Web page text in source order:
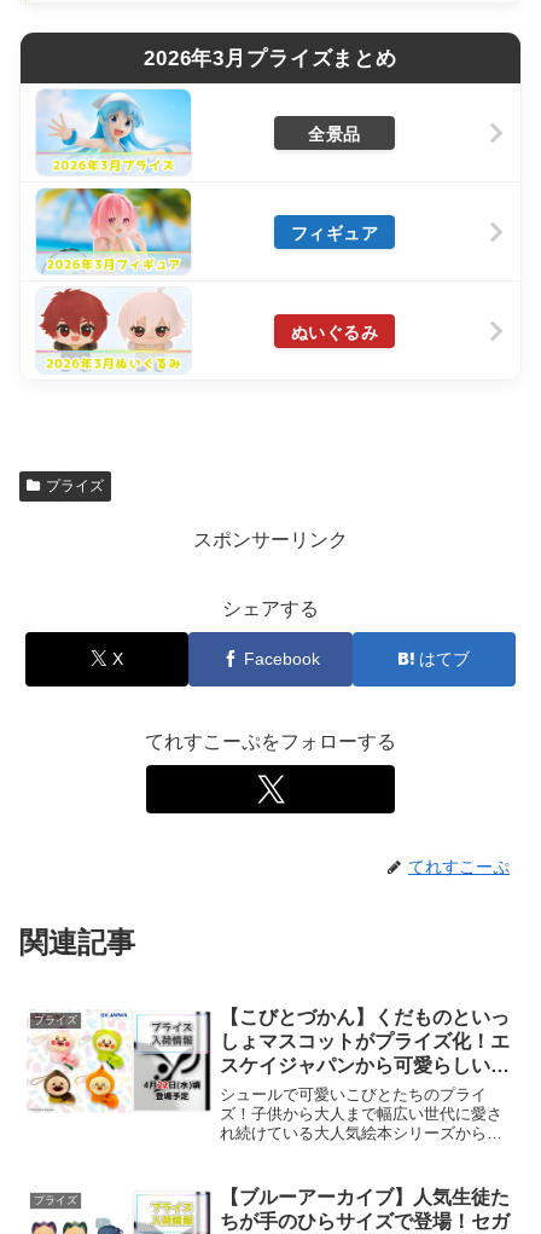
2026年3月プライズまとめ
全景品
フィギュア
ぬいぐるみ
プライズ
スポンサーリンク
シェアする
X Facebook はてブ
てれすこーぷをフォローする
てれすこーぷ
関連記事
プライズ
【こびとづかん】くだものといっ
しょマスコットがプライズ化！エ
スケイジャパンから可愛らしいア
イテムが登場！
シュールで可愛いこびとたちのプライ
ズ！子供から大人まで幅広い世代に愛さ
れ続けている大人気絵本シリーズから、
ケイジャパンから登場するのは、こびと
たちの独特な表情が見ている...
プライズ
【ブルーアーカイブ】人気生徒た
ちが手のひらサイズで登場！セガ